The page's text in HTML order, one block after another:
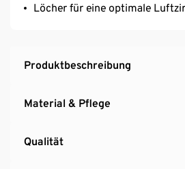
Löcher für eine optimale
Produktbeschreibung
Material & Pflege
Qualität